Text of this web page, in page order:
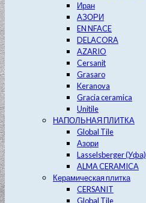
Иран
АЗОРИ
EN NFACE
DELACORA
AZARIO
Cersanit
Grasaro
Keranova
Gracia ceramica
Unitile
НАПОЛЬНАЯ ПЛИТКА
Global Tile
Азори
Lasselsberger (Уфа)
ALMA CERAMICA
Керамическая плитка
CERSANIT
Global Tile